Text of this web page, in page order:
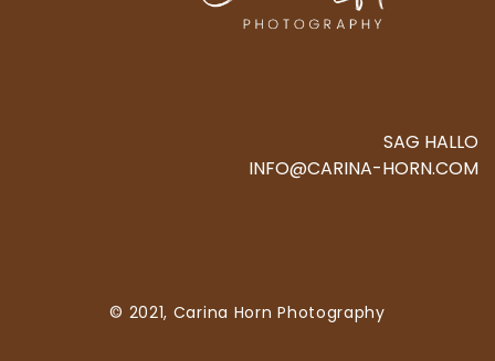
SAG HALLO
INFO@CARINA-HORN.COM
© 2021, Carina Horn Photography